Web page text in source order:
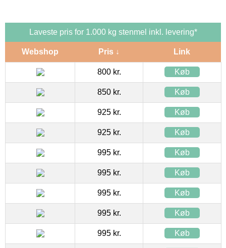
Laveste pris for 1.000 kg stenmel inkl. levering*
Webshop Pris ↓ Link
800 kr. Køb
850 kr. Køb
925 kr. Køb
925 kr. Køb
995 kr. Køb
995 kr. Køb
995 kr. Køb
995 kr. Køb
995 kr. Køb